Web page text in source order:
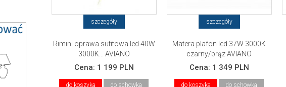
szczegóły
Rimini oprawa sufitowa led 40W
3000K... AVIANO
Cena: 1 199 PLN
do koszyka do schowka
szczegóły
Matera plafon led 37W 3000K
czarny/brąz AVIANO
Cena: 1 349 PLN
do koszyka do schowka